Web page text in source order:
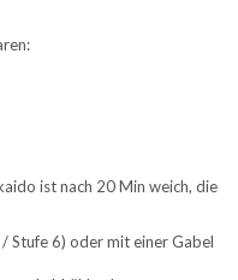
ist nach 20 Min weich, die
Stufe 6) oder mit einer Gabel